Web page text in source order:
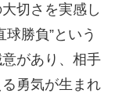
切さを実感し
勝負”という
があり、相手
勇気が生まれ